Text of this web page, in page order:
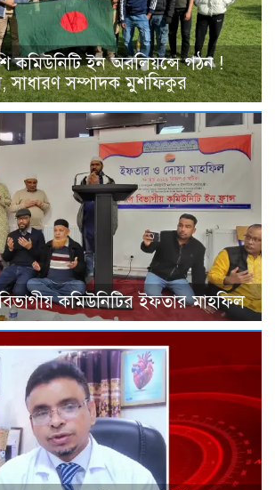
কমিউনিটি ইন অরলিয়ন্সে গঠন !
সাধারণ সম্পাদক মুশফিকুর
বিভাগীয় কমিউনিটির ইফতার মাহফিল